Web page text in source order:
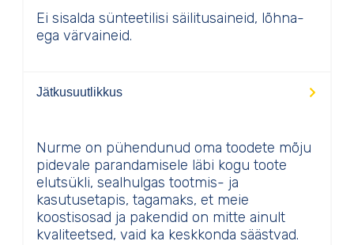
Ei sisalda sünteetilisi säilitusaineid, lõhna-
ega värvaineid.
Jätkusuutlikkus
Nurme on pühendunud oma toodete mõju
pidevale parandamisele läbi kogu toote
elutsükli, sealhulgas tootmis- ja
kasutusetapis, tagamaks, et meie
koostisosad ja pakendid on mitte ainult
kvaliteetsed, vaid ka keskkonda säästvad.